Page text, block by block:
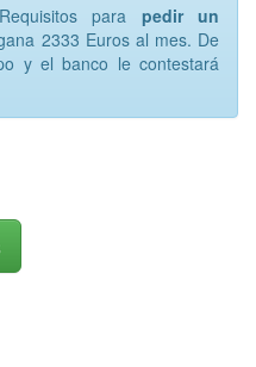
para pedir un
2333 Euros al mes. De
y el banco le contestará